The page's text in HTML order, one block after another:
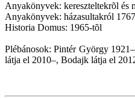
Anyakönyvek: kereszteltekrõl és
Anyakönyvek: házasultakról
Historia Domus: 1965-tõl
Plébánosok: Pintér György
látja el 2010–, Bodajk látja el